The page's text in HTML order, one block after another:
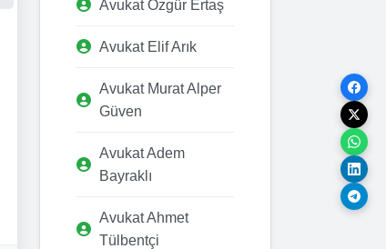
Avukat Özgür Ertaş
Avukat Elif Arık
Avukat Murat Alper
Güven
Avukat Adem
Bayraklı
Avukat Ahmet
Tülbentçi